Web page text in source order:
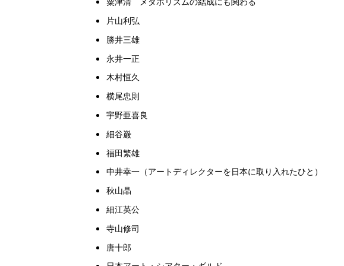
片山利弘
勝井三雄
永井一正
木村恒久
横尾忠則
宇野亜喜良
細谷巌
福田繁雄
中井幸一（アートディレクターを日本に取り入れたひと）
秋山晶
細江英公
寺山修司
唐十郎